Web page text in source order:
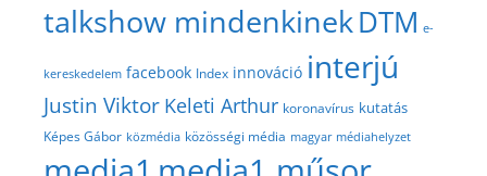
talkshow mindenkinekDTM e-
kereskedelem facebook Index innováció interjú
Justin Viktor Keleti Arthur koronavírus kutatás
Képes Gábor közmédia közösségi média magyar médiahelyzet